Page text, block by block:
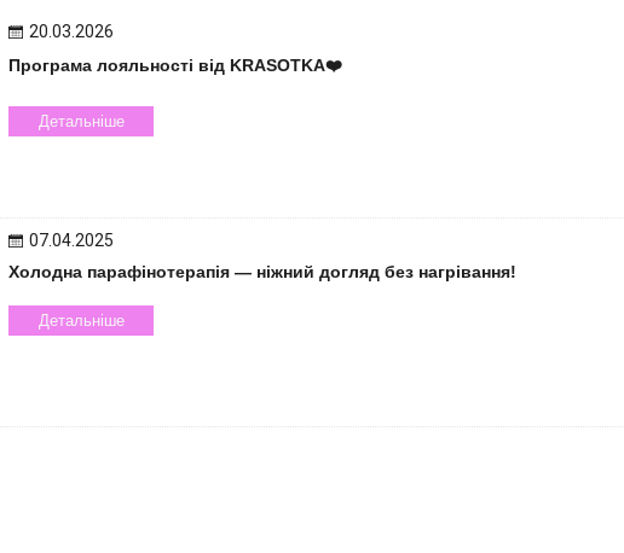
20.03.2026
Програма лояльності від KRASOTKA❤️
Детальніше
07.04.2025
Холодна парафінотерапія — ніжний догляд без нагрівання!
Детальніше